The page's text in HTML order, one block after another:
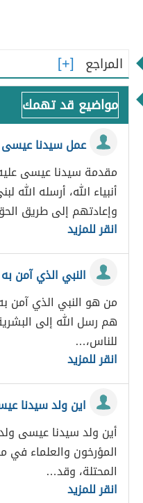
المراجع
مواضيع قد تهمك
عمل سيدنا عيسى
مقدمة سيدنا عيسى
أنبياء الله، أرسله الله
وإعادتهم إلى طريق
انقر للمزيد
النبي الذي آمن
من هو النبي الذي آمن
هم رسل الله إلى
للناس،…
انقر للمزيد
اين ولد سيدنا
أين ولد سيدنا عيسى
المؤرخون والعلماء
المحتلة، وقد…
انقر للمزيد